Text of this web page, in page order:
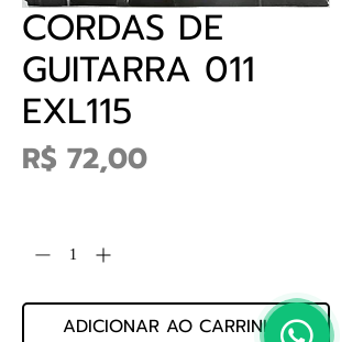
CORDAS DE
GUITARRA 011
EXL115
R$ 72,00Preço
ADICIONAR AO CARRINHO